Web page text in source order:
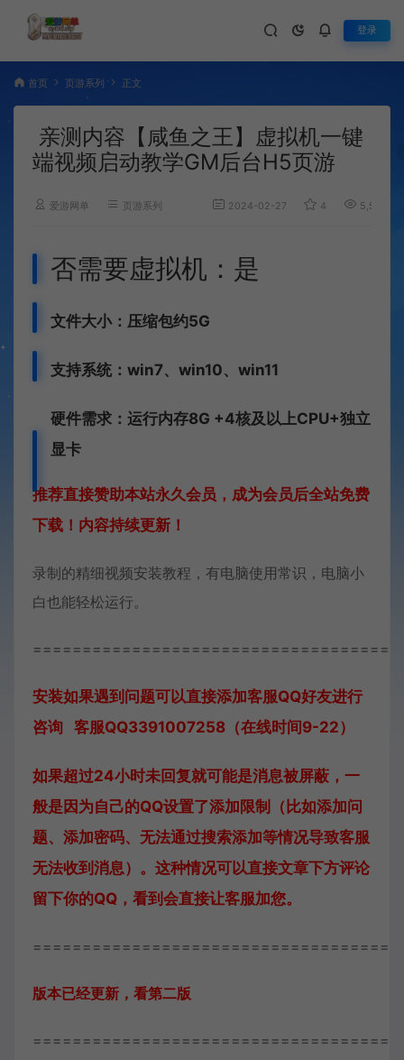
登录
首页 页游系列 正文
亲测内容【咸鱼之王】虚拟机一键
端视频启动教学GM后台H5页游
爱游网单 页游系列 2024-02-27 4 5,547
否需要虚拟机：是
文件大小：压缩包约5G
支持系统：win7、win10、win11
硬件需求：运行内存8G +4核及以上CPU+独立
显卡
推荐直接赞助本站永久会员，成为会员后全站免费
下载！内容持续更新！
录制的精细视频安装教程，有电脑使用常识，电脑小
白也能轻松运行。
安装如果遇到问题可以直接添加客服QQ好友进行
咨询 客服QQ3391007258（在线时间9-22）
如果超过24小时未回复就可能是消息被屏蔽，一
般是因为自己的QQ设置了添加限制（比如添加问
题、添加密码、无法通过搜索添加等情况导致客服
无法收到消息）。这种情况可以直接文章下方评论
留下你的QQ，看到会直接让客服加您。
版本已经更新，看第二版